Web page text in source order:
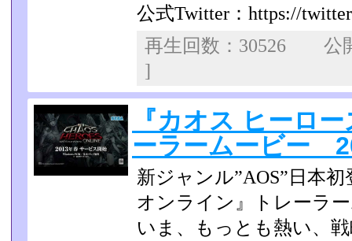
公式Twitter：https://
再生回数：30526
]
『カオス ヒーロ
ーラームービー
新ジャンル”AOS”日本
オンライン』トレーラ
いま、もっとも熱い、